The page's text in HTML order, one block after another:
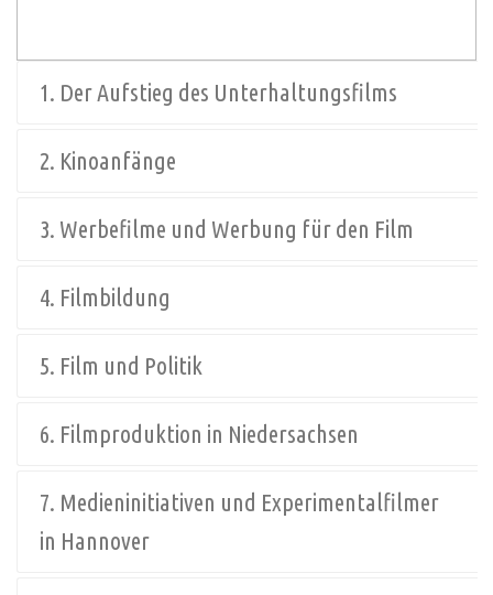
1. Der Aufstieg des Unterhaltungsfilms
2. Kinoanfänge
3. Werbefilme und Werbung für den Film
4. Filmbildung
5. Film und Politik
6. Filmproduktion in Niedersachsen
7. Medieninitiativen und Experimentalfilmer
in Hannover